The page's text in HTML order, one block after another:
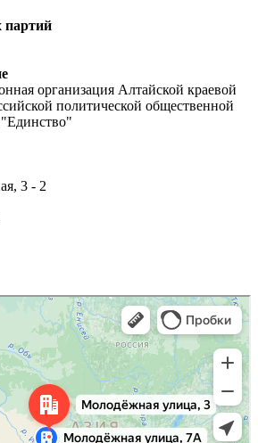
партий
организация Алтайской краевой
политической общественной
"Единство"
3 - 2